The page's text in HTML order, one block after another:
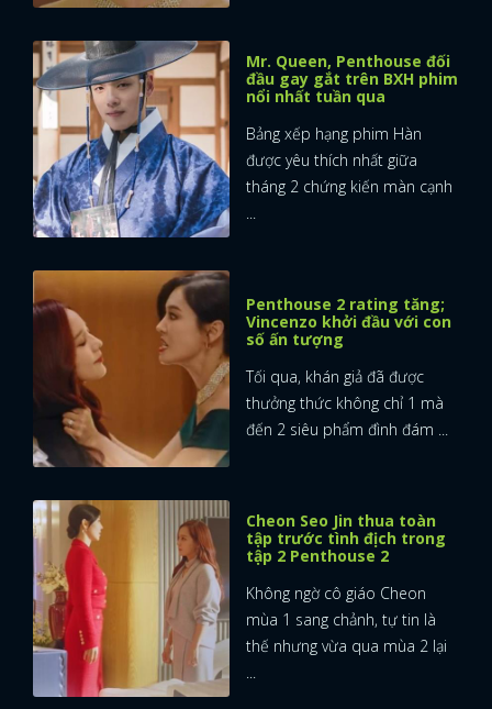
Mr. Queen, Penthouse đối
đầu gay gắt trên BXH phim
nổi nhất tuần qua
Bảng xếp hạng phim Hàn
được yêu thích nhất giữa
tháng 2 chứng kiến màn cạnh
Penthouse 2 rating tăng;
Vincenzo khởi đầu với con
số ấn tượng
Tối qua, khán giả đã được
thưởng thức không chỉ 1 mà
đến 2 siêu phẩm đình đám ...
Cheon Seo Jin thua toàn
tập trước tình địch trong
tập 2 Penthouse 2
Không ngờ cô giáo Cheon
mùa 1 sang chảnh, tự tin là
thế nhưng vừa qua mùa 2 lại